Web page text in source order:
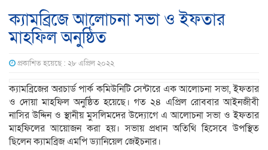
ক্যামব্রিজে আলোচনা সভা ও ইফতার
মাহফিল অনুষ্ঠিত
প্রকাশিত হয়েছে : ২৮ এপ্রিল ২০২২
ক্যামব্রিজের অরচার্ড পার্ক কমিউনিটি সেন্টারে এক আলোচনা সভা, ইফতার
ও দোয়া মাহফিল অনুষ্ঠিত হয়েছে। গত ২৪ এপ্রিল রোববার আইনজীবী
নাসির উদ্দিন ও স্থানীয় মুসলিমদের উদ্যোগে এ আলোচনা সভা ও ইফতার
মাহফিলের আয়োজন করা হয়। সভায় প্রধান অতিথি হিসেবে উপস্থিত
ছিলেন ক্যামব্রিজ এমপি ড্যানিয়েল জেইচনার।